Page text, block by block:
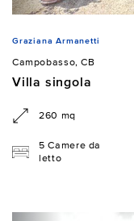
Graziana Armanetti
Campobasso, CB
Villa singola
260 mq
5 Camere da
letto